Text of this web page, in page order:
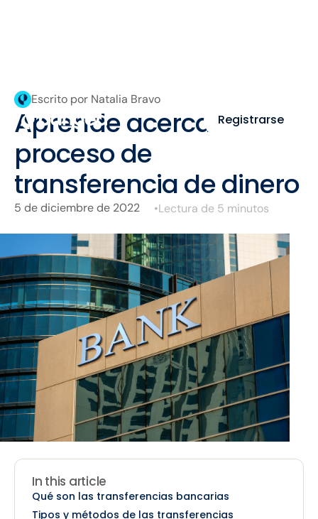
Registrarse
Escrito por Natalia Bravo
Aprende acerca del
proceso de
transferencia de dinero
5 de diciembre de 2022 •Lectura de 5 minutos
In this article
Qué son las transferencias bancarias
Tipos y métodos de las transferencias